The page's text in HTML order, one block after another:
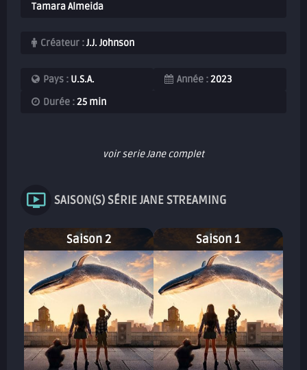
Tamara Almeida
Créateur :J.J. Johnson
Pays : U.S.A. Année :2023
Durée :25 min
voir serie Jane complet
SAISON(S) SÉRIE JANE STREAMING
Saison 2 Saison 1